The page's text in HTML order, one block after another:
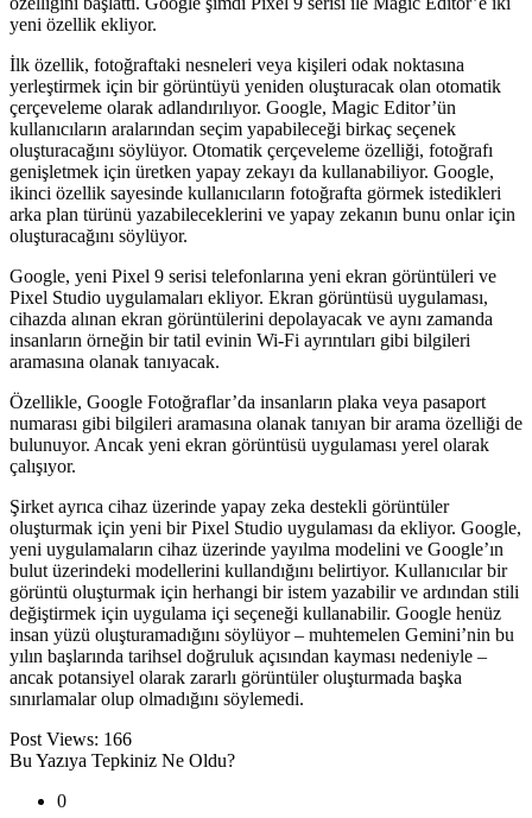
yeni özellik ekliyor.
İlk özellik, fotoğraftaki nesneleri veya kişileri odak noktasına
yerleştirmek için bir görüntüyü yeniden oluşturacak olan otomatik
çerçeveleme olarak adlandırılıyor. Google, Magic Editor’ün
kullanıcıların aralarından seçim yapabileceği birkaç seçenek
oluşturacağını söylüyor. Otomatik çerçeveleme özelliği, fotoğrafı
genişletmek için üretken yapay zekayı da kullanabiliyor. Google,
ikinci özellik sayesinde kullanıcıların fotoğrafta görmek istedikleri
arka plan türünü yazabileceklerini ve yapay zekanın bunu onlar için
oluşturacağını söylüyor.
Google, yeni Pixel 9 serisi telefonlarına yeni ekran görüntüleri ve
Pixel Studio uygulamaları ekliyor. Ekran görüntüsü uygulaması,
cihazda alınan ekran görüntülerini depolayacak ve aynı zamanda
insanların örneğin bir tatil evinin Wi-Fi ayrıntıları gibi bilgileri
aramasına olanak tanıyacak.
Özellikle, Google Fotoğraflar’da insanların plaka veya pasaport
numarası gibi bilgileri aramasına olanak tanıyan bir arama özelliği de
bulunuyor. Ancak yeni ekran görüntüsü uygulaması yerel olarak
çalışıyor.
Şirket ayrıca cihaz üzerinde yapay zeka destekli görüntüler
oluşturmak için yeni bir Pixel Studio uygulaması da ekliyor. Google,
yeni uygulamaların cihaz üzerinde yayılma modelini ve Google’ın
bulut üzerindeki modellerini kullandığını belirtiyor. Kullanıcılar bir
görüntü oluşturmak için herhangi bir istem yazabilir ve ardından stili
değiştirmek için uygulama içi seçeneği kullanabilir. Google henüz
insan yüzü oluşturamadığını söylüyor – muhtemelen Gemini’nin bu
yılın başlarında tarihsel doğruluk açısından kayması nedeniyle –
ancak potansiyel olarak zararlı görüntüler oluşturmada başka
sınırlamalar olup olmadığını söylemedi.
Post Views: 166
Bu Yazıya Tepkiniz Ne Oldu?
0